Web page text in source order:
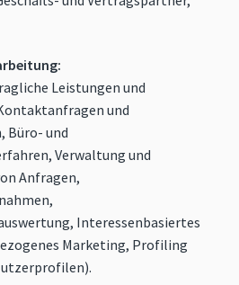
Leistungen und
und
Büro- und
Verwaltung und
Anfragen,
Interessenbasiertes
Marketing, Profiling